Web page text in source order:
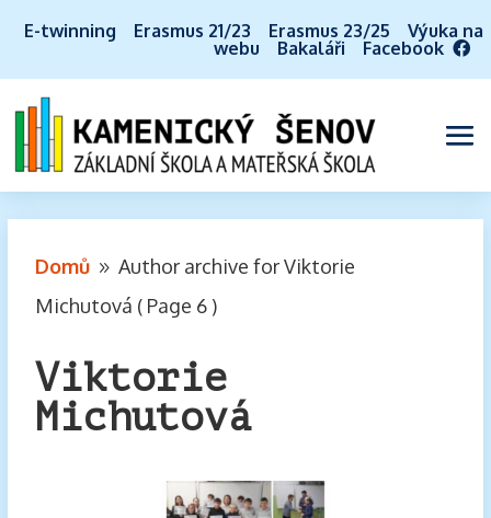
E-twinning Erasmus 21/23 Erasmus 23/25
Výuka na
webu
Bakaláři Facebook
Domů 9 Author archive forViktorie
Michutová ( Page 6 )
Viktorie
Michutová